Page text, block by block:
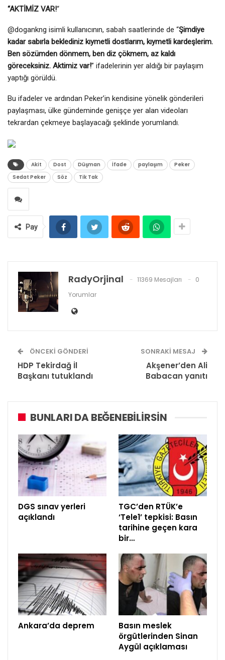
“AKTİMİZ VAR!“
@dogankng isimli kullanıcının, sabah saatlerinde de “Şimdiye
kadar sabırla beklediniz kıymetli dostlarım, kıymetli kardeşlerim.
Ben sözümden dönmem, ben diz çökmem, az kaldı
göreceksiniz. Aktimiz var!” ifadelerinin yer aldığı bir paylaşım
yaptığı görüldü.
Bu ifadeler ve ardından Peker’in kendisine yönelik gönderileri
paylaşması, ülke gündeminde genişçe yer alan videoları
tekrardan çekmeye başlayacağı şeklinde yorumlandı.
Akit Dost Düşman İfade paylaşım
Peker
Sedat Peker
Söz Tik Tak
Pay
RadyOrjinal 11369 Mesajları
0
Yorumlar
ÖNCEKI GÖNDERI
HDP Tekirdağ İl
Başkanı tutuklandı
SONRAKI MESAJ
Akşener’den Ali
Babacan yanıtı
BUNLARI DA BEĞENEBILIRSIN
DGS sınav yerleri
açıklandı
TGC’den RTÜK’e
‘Tele1’ tepkisi: Basın
tarihine geçen kara
bir…
Ankara’da deprem
Basın meslek
örgütlerinden Sinan
Aygül açıklaması